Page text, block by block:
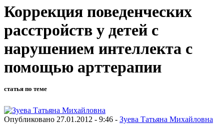
Коррекция поведенческих
расстройств у детей с
нарушением интеллекта с
помощью арттерапии
статья по теме
Опубликовано 27.01.2012 - 9:46 - Зуева Татьяна Михайловна